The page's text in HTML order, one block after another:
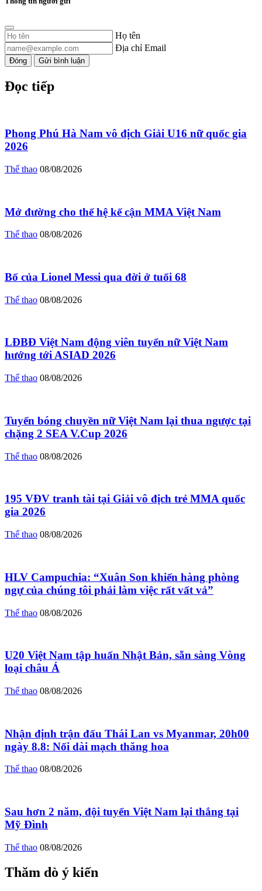
Họ tên
Địa chỉ Email
Đóng Gửi bình luận
Đọc tiếp
Phong Phú Hà Nam vô địch Giải U16 nữ quốc gia
2026
Thể thao 08/08/2026
Mở đường cho thế hệ kế cận MMA Việt Nam
Thể thao 08/08/2026
Bố của Lionel Messi qua đời ở tuổi 68
Thể thao 08/08/2026
LĐBĐ Việt Nam động viên tuyển nữ Việt Nam
hướng tới ASIAD 2026
Thể thao 08/08/2026
Tuyển bóng chuyền nữ Việt Nam lại thua ngược tại
chặng 2 SEA V.Cup 2026
Thể thao 08/08/2026
195 VĐV tranh tài tại Giải vô địch trẻ MMA quốc
gia 2026
Thể thao 08/08/2026
HLV Campuchia: “Xuân Son khiến hàng phòng
ngự của chúng tôi phải làm việc rất vất vả”
Thể thao 08/08/2026
U20 Việt Nam tập huấn Nhật Bản, sẵn sàng Vòng
loại châu Á
Thể thao 08/08/2026
Nhận định trận đấu Thái Lan vs Myanmar, 20h00
ngày 8.8: Nối dài mạch thăng hoa
Thể thao 08/08/2026
Sau hơn 2 năm, đội tuyển Việt Nam lại thắng tại
Mỹ Đình
Thể thao 08/08/2026
Thăm dò ý kiến